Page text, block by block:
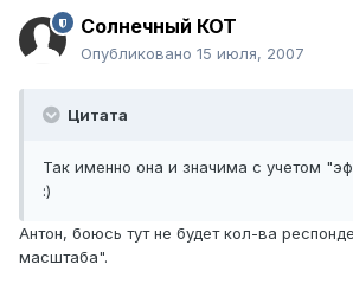
Солнечный КОТ
Опубликовано 15 июля, 2007
Цитата
Так именно она и значима с учетом
:)
Антон, боюсь тут не будет кол-ва
масштаба".